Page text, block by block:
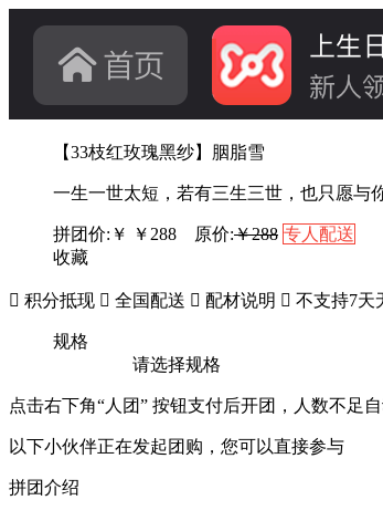
【33枝红玫瑰黑纱】胭脂雪
一生一世太短，若有三生三世，也只愿与
拼团价:￥ ￥ 288 原价:￥288 专人配送
收藏
 积分抵现  全国配送  配材说明  不支持7天
规格
请选择规格
点击右下角“人团” 按钮支付后开团，人数不足
以下小伙伴正在发起团购，您可以直接参与
拼团介绍